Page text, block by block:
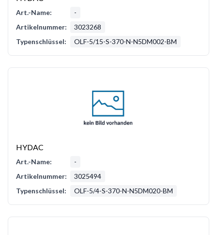
Art.-Name:
-
Artikelnummer:
3023268
Typenschlüssel:
OLF-5/15-S-370-N-N5DM002-BM
HYDAC
Art.-Name:
-
Artikelnummer:
3025494
Typenschlüssel:
OLF-5/4-S-370-N-N5DM020-BM